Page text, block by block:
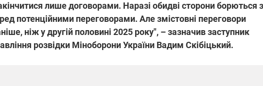
лише договорами. Наразі обидві сторони борються
потенційними переговорами. Але змістовні переговори
ніж у другій половині 2025 року", – зазначив заступник
розвідки Міноборони України Вадим Скібіцький.